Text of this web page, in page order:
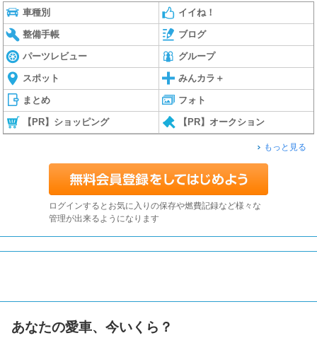
車種別 イイね！
整備手帳 ブログ
パーツレビュー グループ
スポット みんカラ＋
まとめ フォト
【PR】ショッピング 【PR】オークション
もっと見る
ログインするとお気に入りの保存や燃費記録など様々な
管理が出来るようになります
あなたの愛車、今いくら？